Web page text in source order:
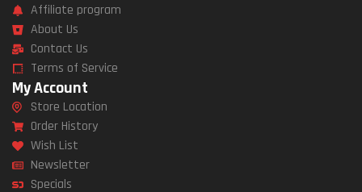
Affiliate program
About Us
Contact Us
Terms of Service
My Account
Store Location
Order History
Wish List
Newsletter
Specials